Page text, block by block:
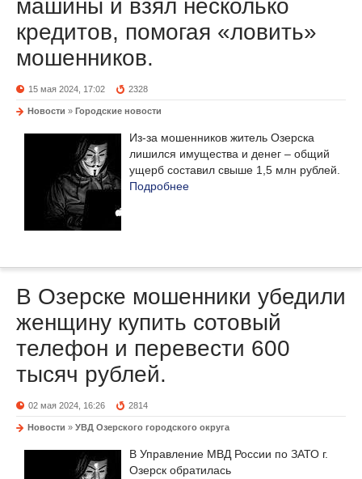
машины и взял несколько
кредитов, помогая «ловить»
мошенников.
15 мая 2024, 17:02 2328
Новости » Городские новости
Из-за мошенников житель Озерска
лишился имущества и денег – общий
ущерб составил свыше 1,5 млн рублей.
Подробнее
В Озерске мошенники убедили
женщину купить сотовый
телефон и перевести 600
тысяч рублей.
02 мая 2024, 16:26 2814
Новости » УВД Озерского городского округа
В Управление МВД России по ЗАТО г.
Озерск обратилась